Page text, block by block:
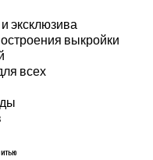
эксклюзива
выкройки
всех